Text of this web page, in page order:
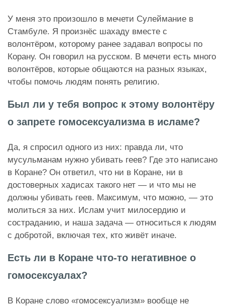
У меня это произошло в мечети Сулеймание в
Стамбуле. Я произнёс шахаду вместе с
волонтёром, которому ранее задавал вопросы по
Корану. Он говорил на русском. В мечети есть много
волонтёров, которые общаются на разных языках,
чтобы помочь людям понять религию.
Был ли у тебя вопрос к этому волонтёру
о запрете гомосексуализма в исламе?
Да, я спросил одного из них: правда ли, что
мусульманам нужно убивать геев? Где это написано
в Коране? Он ответил, что ни в Коране, ни в
достоверных хадисах такого нет — и что мы не
должны убивать геев. Максимум, что можно, — это
молиться за них. Ислам учит милосердию и
состраданию, и наша задача — относиться к людям
с добротой, включая тех, кто живёт иначе.
Есть ли в Коране что‑то негативное о
гомосексуалах?
В Коране слово «гомосексуализм» вообще не